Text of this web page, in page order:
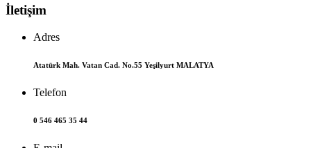
İletişim
Adres
Atatürk Mah. Vatan Cad. No.55 Yeşilyurt MALATYA
Telefon
0 546 465 35 44